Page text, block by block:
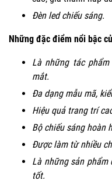
Đèn led chiếu sáng.
Những đặc điểm nổi bậc
Là những tác
mắt.
Đa dạng mẫu mã,
Hiệu quả trang trí
Bộ chiếu sáng hoàn
Được làm từ nhiều
Là những sản phẩm
tốt.